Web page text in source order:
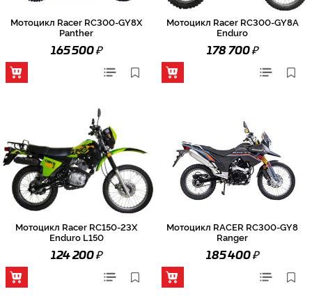
Мотоцикл Racer RC300-GY8X
Panther
165 500₽
Мотоцикл Racer RC300-GY8A
Enduro
178 700₽
Мотоцикл Racer RC150-23X
Enduro L150
124 200₽
Мотоцикл RACER RC300-GY8
Ranger
185 400₽